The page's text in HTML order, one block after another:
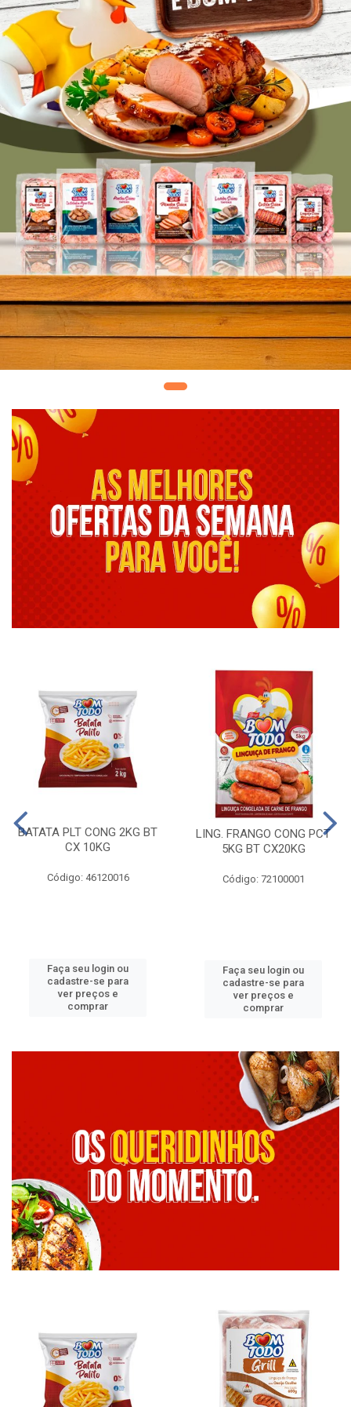
BATATA PLT CONG 2KG BT
CX 10KG
Código: 46120016
Faça seu login ou
cadastre-se para
ver preços e
comprar
LING. FRANGO CONG PCT
5KG BT CX20KG
Código: 72100001
Faça seu login ou
cadastre-se para
ver preços e
comprar